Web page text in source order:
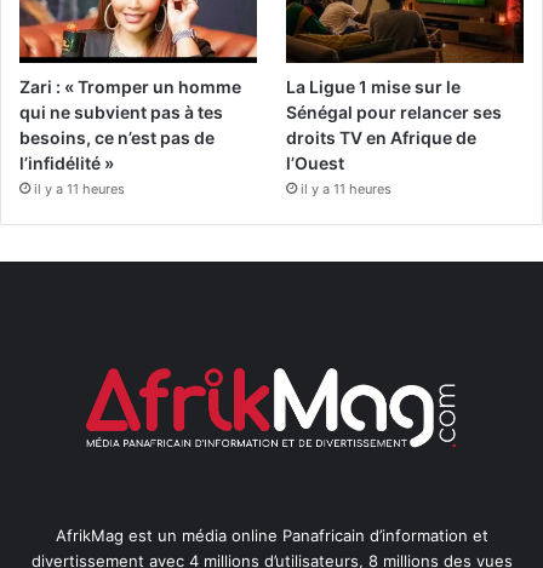
Zari : « Tromper un homme
qui ne subvient pas à tes
besoins, ce n’est pas de
l’infidélité »
il y a 11 heures
La Ligue 1 mise sur le
Sénégal pour relancer ses
droits TV en Afrique de
l’Ouest
il y a 11 heures
AfrikMag est un média online Panafricain d’information et
divertissement avec 4 millions d’utilisateurs, 8 millions des vues